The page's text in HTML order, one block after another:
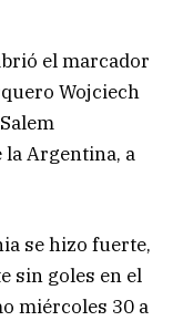
el marcador
Wojciech
la Argentina, a
se hizo fuerte,
sin goles en el
miércoles 30 a